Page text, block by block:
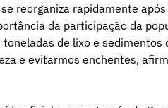
reorganiza rapidamente
da participação da
de lixo e
e evitarmos enchentes,